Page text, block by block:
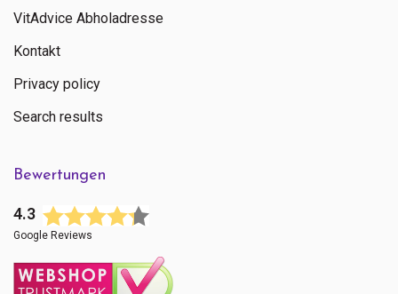
VitAdvice Abholadresse
Kontakt
Privacy policy
Search results
Bewertungen
4.3
Google Reviews